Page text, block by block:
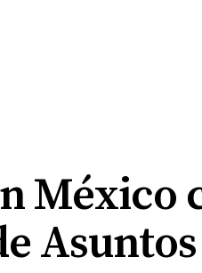
México
Asuntos